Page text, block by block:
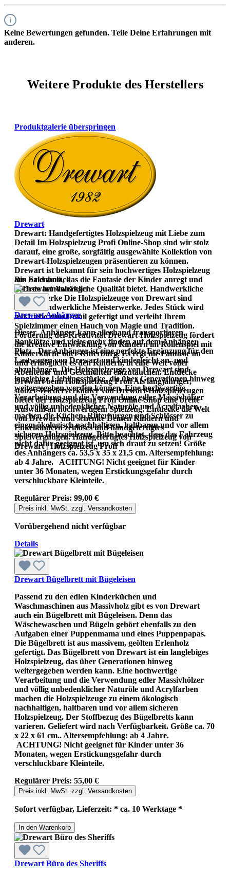
Keine Bewertungen gefunden. Teile Deine Erfahrungen mit
anderen.
Weitere Produkte des Herstellers
Produktgalerie überspringen
Drewart
Drewart: Handgefertigtes Holzspielzeug mit Liebe zum
Detail Im Holzspielzeug Profi Online-Shop sind wir stolz
darauf, eine große, sorgfältig ausgewählte Kollektion von
Drewart-Holzspielzeugen präsentieren zu können.
Drewart ist bekannt für sein hochwertiges Holzspielzeug
aus Erlenholz, das die Fantasie der Kinder anregt und
höchste handwerkliche Qualität bietet. Handwerkliche
Meisterwerke Die Holzspielzeuge von Drewart sind
wahre handwerkliche Meisterwerke. Jedes Stück wird
mit Liebe zum Detail gefertigt und verleiht Ihrem
Spielzimmer einen Hauch von Magie und Tradition.
Förderung der Kreativität Drewart-Holzspielzeug fördert
die kreative Entwicklung von Kindern im Rollenspiel mit
Kinderküche oder Ritterburg. Es regt die Fantasie an
und ermöglicht es den Kindern, in eine Welt voller
Abenteuer und Geschichten einzutauchen. Entdecke
Drewart beim Holzspielzeug Profi Als langjähriger,
stolzer Wiederverkäufer von Drewart-Holzspielzeugen
bietet der Holzspielzeug Profi Online-Shop eine breite
Auswahl an hochwertigem Spielzeug. Entdecke die Welt
von Drewart und schenke Deinen Kindern und
Enkelkindern zeitloses und handgefertigtes
Spielvergnügen. Handgefertigtes Holzspielzeug von
Drewart | Holzspielzeug Profi
Bin bald zurück
Drewart Anhänger
Dieser Anhänger kann allerhand transportieren.
Bauklötze und vieles mehr finden auf dem Anhänger
Platz. Der Anhänger ist eine perfekte Ergänzung für den
Lastwagen von Drewart und kinderleicht an- und
abzuhängen. Die Holzspielzeuge von Drewart sind
langlebige Lieblingsstücke, die über Generationen hinweg
weitergegeben werden können. Eine hochwertige
Verarbeitung und die Verwendung edler Massivhölzer
und völlig unbedenklicher Naturöle und Acrylfarben
machen die Küchen, Ritterburgen und Schlösser zu
einem ökologisch nachhaltigen, haltbaren und vor allem
sicheren Holzspielzeug. Bitte beachtet, dass das Fahrzeug
nicht dafür geeignet ist, um sich drauf zu setzen! Größe
des Anhängers ca. 53,5 x 35 x 21,5 cm. Altersempfehlung:
ab 4 Jahre. ACHTUNG! Nicht geeignet für Kinder
unter 36 Monaten, wegen Erstickungsgefahr durch
verschluckbare Kleinteile.
Regulärer Preis: 99,00 €
Preis inkl. MwSt. zzgl. Versandkosten
Vorübergehend nicht verfügbar
Details
Drewart Bügelbrett mit Bügeleisen
Passend zu den edlen Kinderküchen und
Waschmaschinen aus Massivholz gibt es von Drewart
auch ein Bügelbrett mit Bügeleisen. Denn das
Wäschewaschen und Bügeln gehört ebenfalls zu den
Aufgaben einer Puppenmama und eines Puppenpapas.
Die Bügelbrett ist aus massivem, geölten Erlenholz
gefertigt. Das Bügelbrett von Drewart ist ein langlebiges
Holzspielzeug, das über Generationen hinweg
weitergegeben werden kann. Eine hochwertige
Verarbeitung und die Verwendung edler Massivhölzer
und völlig unbedenklicher Naturöle und Acrylfarben
machen die Holzspielzeuge zu einem ökologisch
nachhaltigen, haltbaren und vor allem sicheren
Holzspielzeug. Der Stoffbezug des Bügelbretts kann
varieren. Geliefert wird nach Verfügbarkeit. Größe ca. 70
x 22 x 61 cm.. Altersempfehlung: ab 4 Jahre.
ACHTUNG! Nicht geeignet für Kinder unter 36
Monaten, wegen Erstickungsgefahr durch
verschluckbare Kleinteile.
Regulärer Preis: 55,00 €
Preis inkl. MwSt. zzgl. Versandkosten
Sofort verfügbar, Lieferzeit: * ca. 10 Werktage *
In den Warenkorb
Drewart Büro des Sheriffs